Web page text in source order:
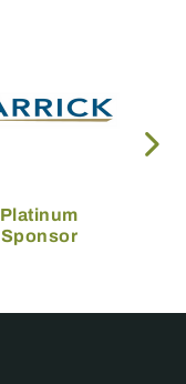
Platinum
Sponsor